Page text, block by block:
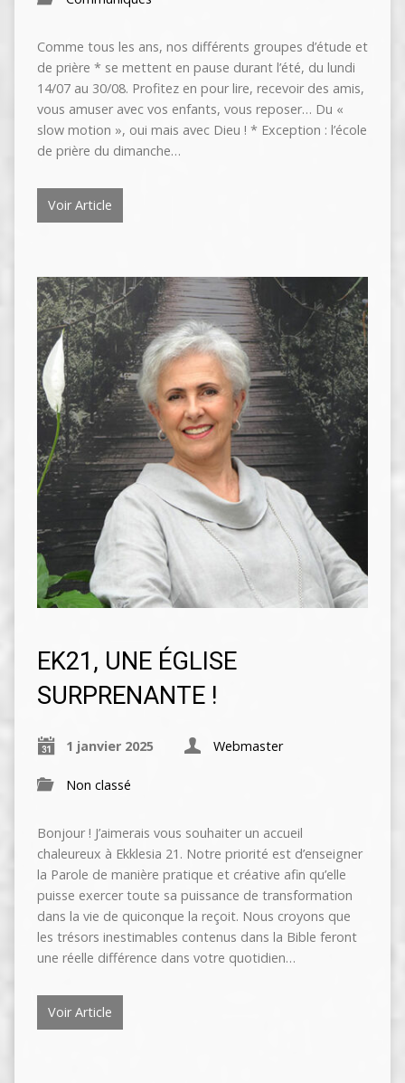
Comme tous les ans, nos différents groupes d’étude et
de prière * se mettent en pause durant l’été, du lundi
14/07 au 30/08. Profitez en pour lire, recevoir des amis,
vous amuser avec vos enfants, vous reposer… Du «
slow motion », oui mais avec Dieu ! * Exception : l’école
de prière du dimanche…
Voir Article
EK21, UNE ÉGLISE
SURPRENANTE !
1 janvier 2025 Webmaster
Non classé
Bonjour ! J’aimerais vous souhaiter un accueil
chaleureux à Ekklesia 21. Notre priorité est d’enseigner
la Parole de manière pratique et créative afin qu’elle
puisse exercer toute sa puissance de transformation
dans la vie de quiconque la reçoit. Nous croyons que
les trésors inestimables contenus dans la Bible feront
une réelle différence dans votre quotidien…
Voir Article